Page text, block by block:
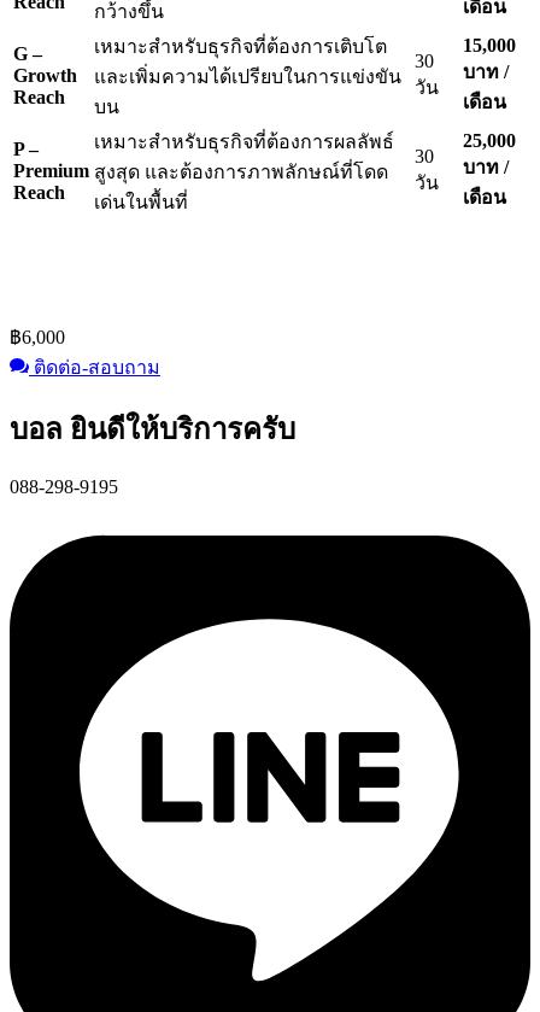
กว้างขึ้น
เดือน
G –
Growth
Reach
เหมาะสำหรับธุรกิจที่ต้องการเติบโต
และเพิ่มความได้เปรียบในการแข่งขัน
บน
30
วัน
15,000
บาท /
เดือน
P –
Premium
Reach
เหมาะสำหรับธุรกิจที่ต้องการผลลัพธ์
สูงสุด และต้องการภาพลักษณ์ที่โดด
เด่นในพื้นที่
30
วัน
25,000
บาท /
เดือน
฿6,000
ติดต่อ-สอบถาม
บอล ยินดีให้บริการครับ
088-298-9195